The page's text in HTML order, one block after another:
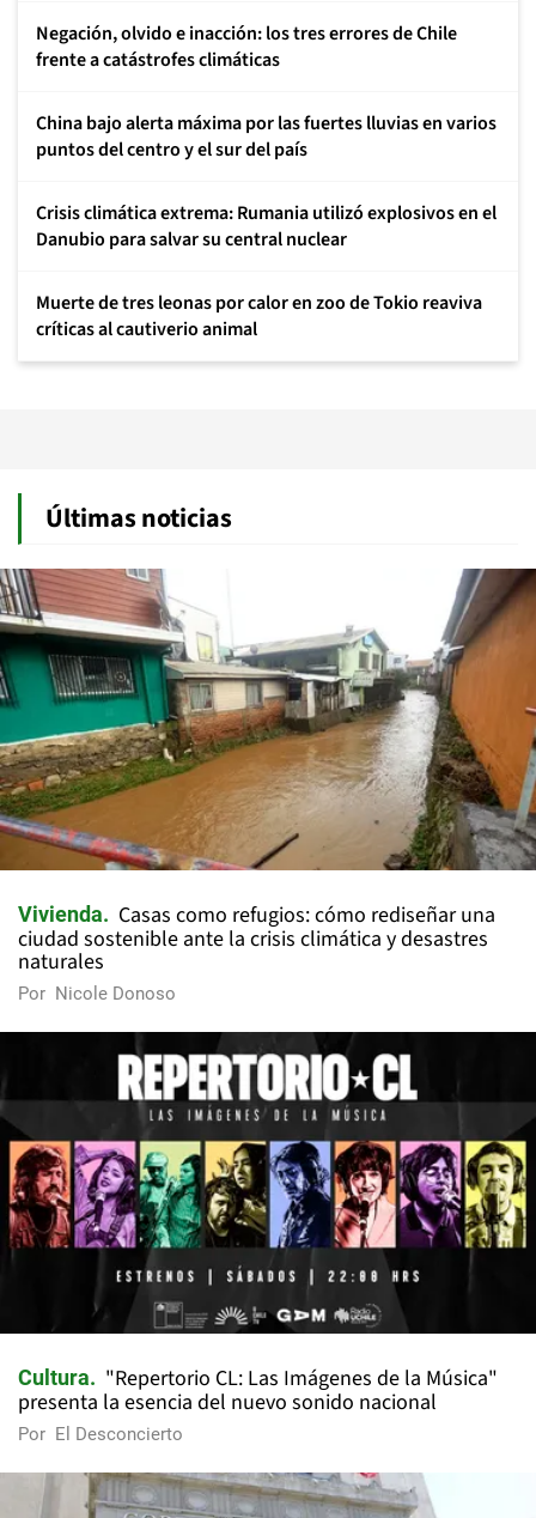
Negación, olvido e inacción: los tres errores de Chile
frente a catástrofes climáticas
China bajo alerta máxima por las fuertes lluvias en varios
puntos del centro y el sur del país
Crisis climática extrema: Rumania utilizó explosivos en el
Danubio para salvar su central nuclear
Muerte de tres leonas por calor en zoo de Tokio reaviva
críticas al cautiverio animal
Últimas noticias
Vivienda
Casas como refugios: cómo rediseñar una
ciudad sostenible ante la crisis climática y desastres
naturales
Por Nicole Donoso
Cultura
"Repertorio CL: Las Imágenes de la Música"
presenta la esencia del nuevo sonido nacional
Por El Desconcierto